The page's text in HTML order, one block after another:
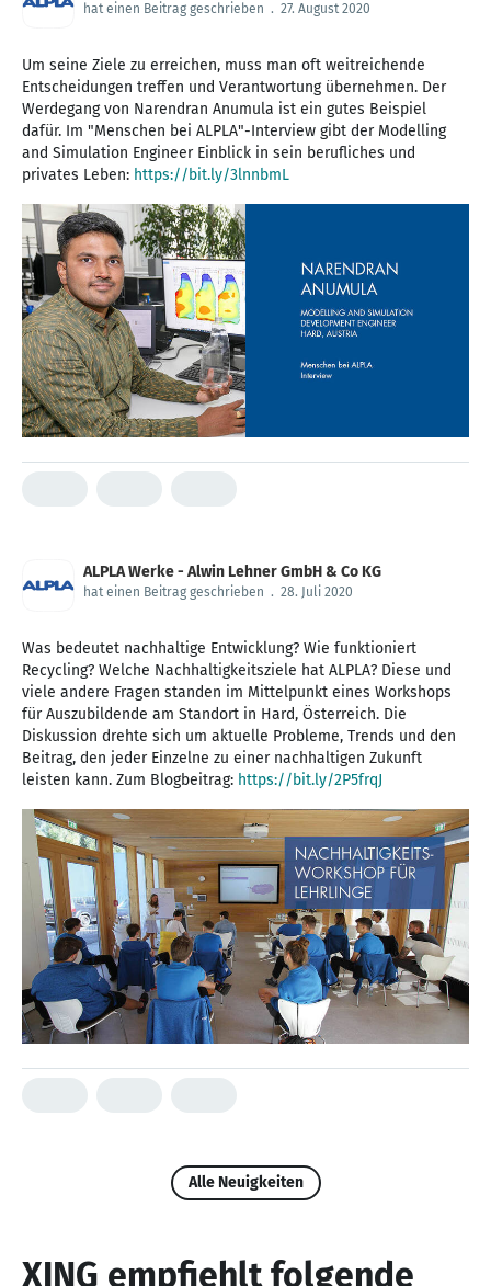
hat einen Beitrag geschrieben . 27. August 2020
Um seine Ziele zu erreichen, muss man oft weitreichende
Entscheidungen treffen und Verantwortung übernehmen. Der
Werdegang von Narendran Anumula ist ein gutes Beispiel
dafür. Im "Menschen bei ALPLA"-Interview gibt der Modelling
and Simulation Engineer Einblick in sein berufliches und
privates Leben: https://bit.ly/3lnnbmL
ALPLA Werke - Alwin Lehner GmbH & Co KG
hat einen Beitrag geschrieben . 28. Juli 2020
Was bedeutet nachhaltige Entwicklung? Wie funktioniert
Recycling? Welche Nachhaltigkeitsziele hat ALPLA? Diese und
viele andere Fragen standen im Mittelpunkt eines Workshops
für Auszubildende am Standort in Hard, Österreich. Die
Diskussion drehte sich um aktuelle Probleme, Trends und den
Beitrag, den jeder Einzelne zu einer nachhaltigen Zukunft
leisten kann. Zum Blogbeitrag: https://bit.ly/2P5frqJ
Alle Neuigkeiten
XING empfiehlt folgende